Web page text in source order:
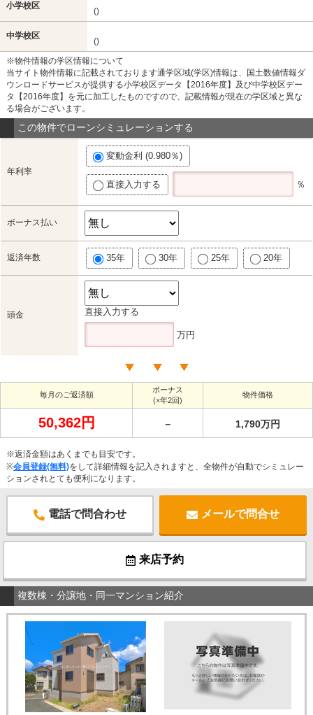
小学校区
()
中学校区
()
※物件情報の学区情報について
当サイト物件情報に記載されております通学区域(学区)情報は、国土数値情報ダ
ウンロードサービスが提供する小学校区データ【2016年度】及び中学校区デー
タ【2016年度】を元に加工したものですので、記載情報が現在の学区域と異な
る場合がございます。
この物件でローンシミュレーションする
年利率
変動金利 (0.980％)
直接入力する ％
ボーナス払い
返済年数 35年 30年 25年 20年
頭金 直接入力する
万円
毎月のご返済額
ボーナス
(×年2回)
物件価格
50,362円 － 1,790万円
※返済金額はあくまでも目安です。
※会員登録(無料)をして詳細情報を記入されますと、全物件が自動でシミュレー
ションされとても便利になります。
電話で問合わせ メールで問合せ
来店予約
複数棟・分譲地・同一マンション紹介